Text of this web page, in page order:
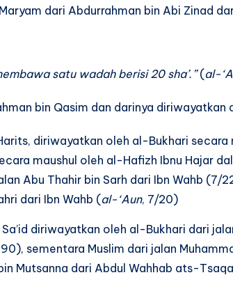
dari Abdurrahman bin Abi Zinad
satu wadah berisi 20 sha’.”(al-
bin Qasim dan darinya diriwayatkan
diriwayatkan oleh al-Bukhari
maushul oleh al-Hafizh Ibnu Hajar
Abu Thahir bin Sarh dari Ibn Wahb (7/
dari Ibn Wahb (al-‘Aun, 7/20)
Sa’id diriwayatkan oleh al-Bukhari dari
sementara Muslim dari jalan
Mutsanna dari Abdul Wahhab ats-